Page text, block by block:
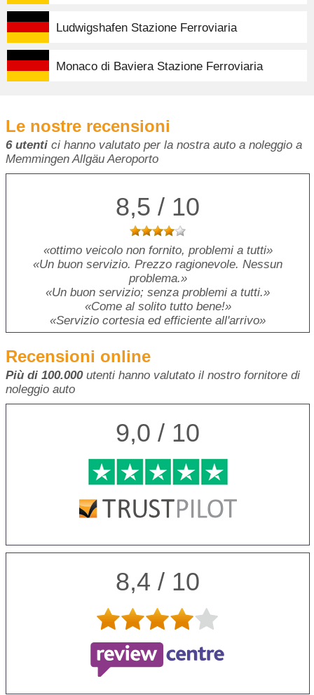
Ludwigshafen Stazione Ferroviaria
Monaco di Baviera Stazione Ferroviaria
Le nostre recensioni
6 utenti ci hanno valutato per la nostra auto a noleggio a
Memmingen Allgäu Aeroporto
8,5 / 10
ottimo veicolo non fornito, problemi a tutti
Un buon servizio. Prezzo ragionevole. Nessun
problema.
Un buon servizio; senza problemi a tutti.
Come al solito tutto bene!
Servizio cortesia ed efficiente all'arrivo
Recensioni online
Più di 100.000utenti hanno valutato il nostro fornitore di
noleggio auto
9,0 / 10
8,4 / 10